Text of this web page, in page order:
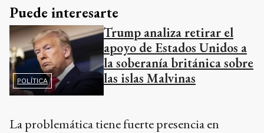
Puede interesarte
POLÍTICA
Trump analiza retirar el
apoyo de Estados Unidos a
la soberanía británica sobre
las islas Malvinas
La problemática tiene fuerte presencia en